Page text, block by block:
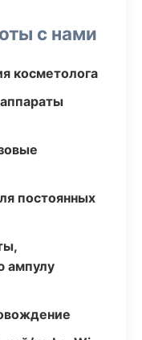
с нами
косметолога
постоянных
ампулу